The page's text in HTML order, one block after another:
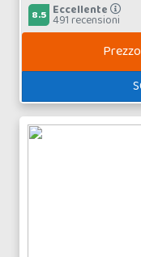
8.5 Eccellente
491 recensioni